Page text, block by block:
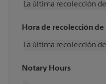
La última recolección
Miércoles
5:00 PM
Viernes
5:00 PM
Domingo
Hora de recolección de
La última recolección
Miércoles
Notary Hours